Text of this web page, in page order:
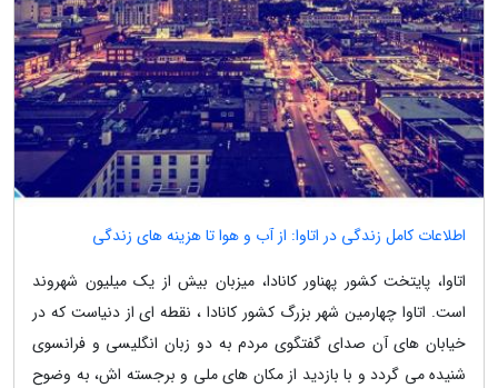
اطلاعات کامل زندگی در اتاوا: از آب و هوا تا هزینه های زندگی
اتاوا، پایتخت کشور پهناور کانادا، میزبان بیش از یک میلیون شهروند
است. اتاوا چهارمین شهر بزرگ کشور کانادا ، نقطه ای از دنیاست که در
خیابان های آن صدای گفتگوی مردم به دو زبان انگلیسی و فرانسوی
شنیده می گردد و با بازدید از مکان های ملی و برجسته اش، به وضوح